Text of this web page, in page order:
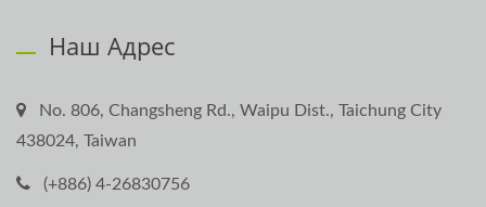
Наш Адрес
No. 806, Changsheng Rd., Waipu Dist., Taichung City
438024, Taiwan
(+886) 4-26830756